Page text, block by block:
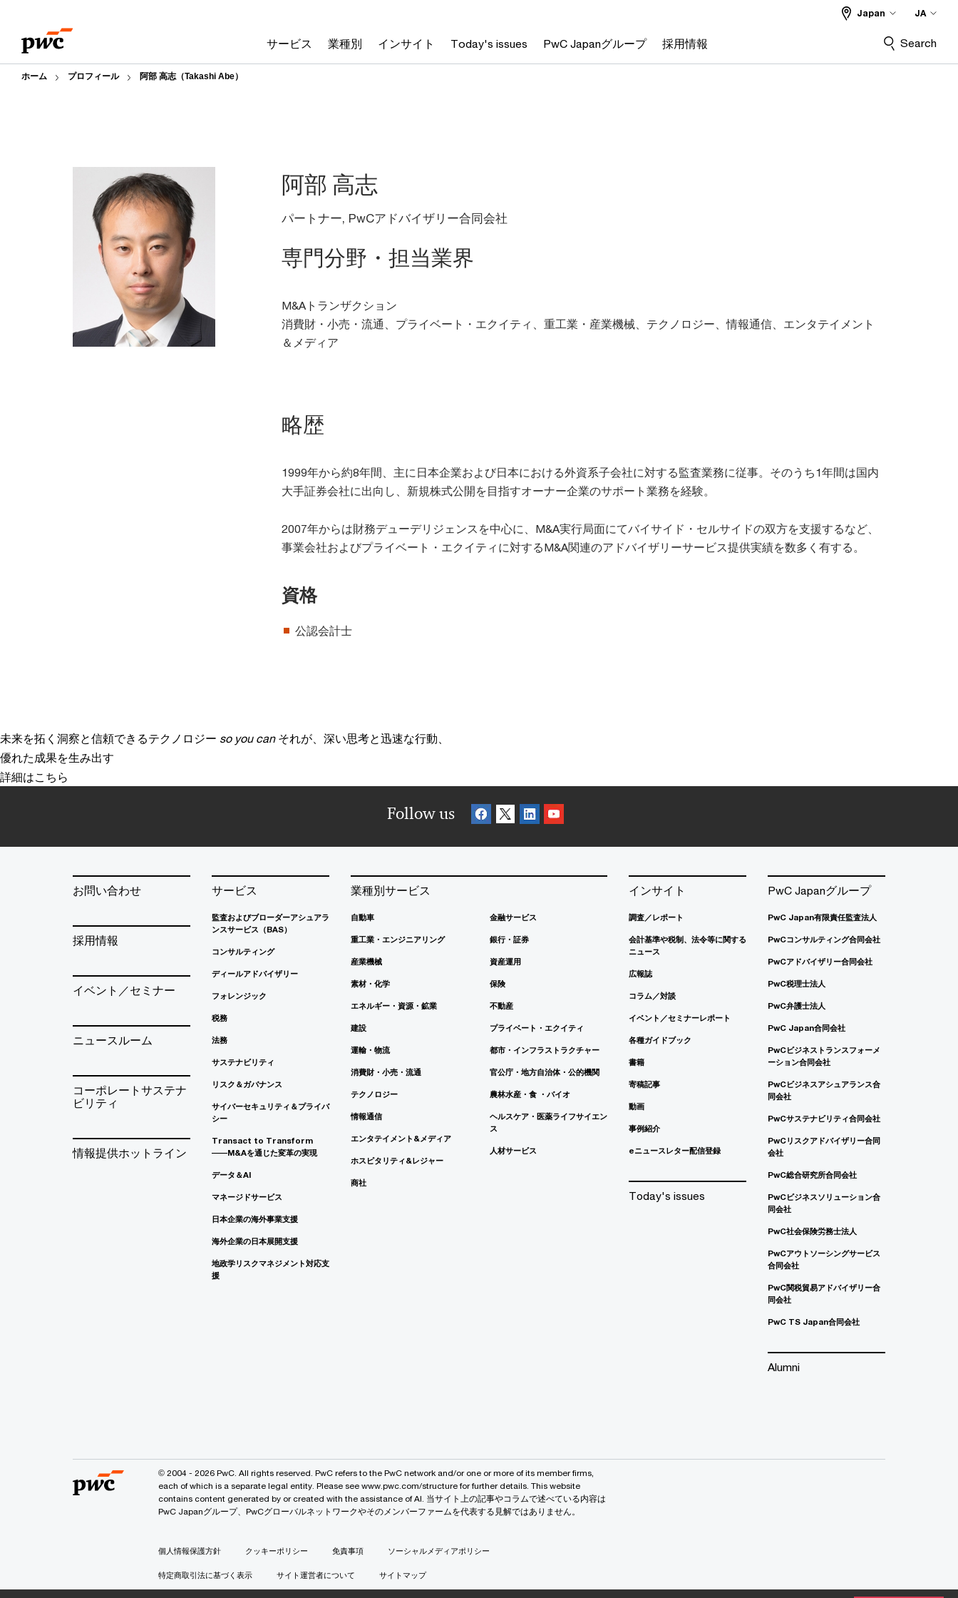
content
footer
サービス 業種別 インサイト Today's issues PwC Japanグループ 採用情報
Japan JA
Search
ホーム プロフィール 阿部 高志（Takashi Abe）
阿部 高志
パートナー, PwCアドバイザリー合同会社
専門分野・担当業界
M&Aトランザクション
消費財・小売・流通、プライベート・エクイティ、重工業・産業機械、テクノロジー、情報通信、エンタテイメント
＆メディア
略歴
1999年から約8年間、主に日本企業および日本における外資系子会社に対する監査業務に従事。そのうち1年間は国内
大手証券会社に出向し、新規株式公開を目指すオーナー企業のサポート業務を経験。
2007年からは財務デューデリジェンスを中心に、M&A実行局面にてバイサイド・セルサイドの双方を支援するなど、
事業会社およびプライベート・エクイティに対するM&A関連のアドバイザリーサービス提供実績を数多く有する。
資格
公認会計士
未来を拓く洞察と信頼できるテクノロジー so you can それが、深い思考と迅速な行動、
優れた成果を生み出す
詳細はこちら
Follow us
お問い合わせ
採用情報
イベント／セミナー
ニュースルーム
コーポレートサステナ
ビリティ
情報提供ホットライン
サービス
監査およびブローダーアシュアラ
ンスサービス（BAS）
コンサルティング
ディールアドバイザリー
フォレンジック
税務
法務
サステナビリティ
リスク＆ガバナンス
サイバーセキュリティ＆プライバ
シー
Transact to Transform
――M&Aを通じた変革の実現
データ＆AI
マネージドサービス
日本企業の海外事業支援
海外企業の日本展開支援
地政学リスクマネジメント対応支
援
業種別サービス
自動車
重工業・エンジニアリング
産業機械
素材・化学
エネルギー・資源・鉱業
建設
運輸・物流
消費財・小売・流通
テクノロジー
情報通信
エンタテイメント&メディア
ホスピタリティ&レジャー
商社
金融サービス
銀行・証券
資産運用
保険
不動産
プライベート・エクイティ
都市・インフラストラクチャー
官公庁・地方自治体・公的機関
農林水産・食 ・バイオ
ヘルスケア・医薬ライフサイエン
ス
人材サービス
インサイト
調査／レポート
会計基準や税制、法令等に関する
ニュース
広報誌
コラム／対談
イベント／セミナーレポート
各種ガイドブック
書籍
寄稿記事
動画
事例紹介
eニュースレター配信登録
Today's issues
PwC Japanグループ
PwC Japan有限責任監査法人
PwCコンサルティング合同会社
PwCアドバイザリー合同会社
PwC税理士法人
PwC弁護士法人
PwC Japan合同会社
PwCビジネストランスフォーメ
ーション合同会社
PwCビジネスアシュアランス合
同会社
PwCサステナビリティ合同会社
PwCリスクアドバイザリー合同
会社
PwC総合研究所合同会社
PwCビジネスソリューション合
同会社
PwC社会保険労務士法人
PwCアウトソーシングサービス
合同会社
PwC関税貿易アドバイザリー合
同会社
PwC TS Japan合同会社
Alumni
© 2004 - 2026 PwC. All rights reserved. PwC refers to the PwC network and/or one or more of its member firms,
each of which is a separate legal entity. Please see www.pwc.com/structure for further details. This website
contains content generated by or created with the assistance of AI. 当サイト上の記事やコラムで述べている内容は
PwC Japanグループ、PwCグローバルネットワークやそのメンバーファームを代表する見解ではありません。
個人情報保護方針 クッキーポリシー 免責事項 ソーシャルメディアポリシー
特定商取引法に基づく表示 サイト運営者について サイトマップ